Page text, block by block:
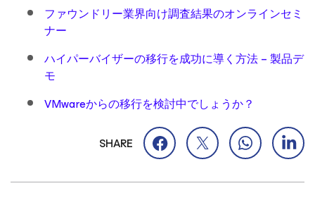
ファウンドリー業界向け調査結果のオンラインセミ
ナー
ハイパーバイザーの移行を成功に導く方法 – 製品デ
モ
VMwareからの移行を検討中でしょうか？
SHARE